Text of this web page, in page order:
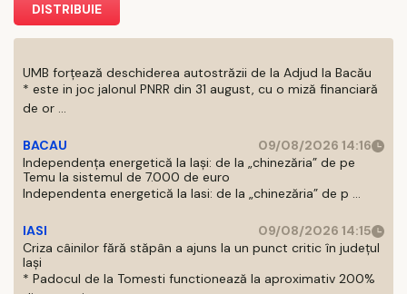
DISTRIBUIE
UMB forțează deschiderea autostrăzii de la Adjud la Bacău
* este in joc jalonul PNRR din 31 august, cu o miză financiară
de or ...
BACAU
09/08/2026 14:16
Independența energetică la Iași: de la „chinezăria” de pe
Temu la sistemul de 7.000 de euro
Independenta energetică la Iasi: de la „chinezăria” de p ...
IASI
09/08/2026 14:15
Criza câinilor fără stăpân a ajuns la un punct critic în județul
Iași
* Padocul de la Tomesti functionează la aproximativ 200%